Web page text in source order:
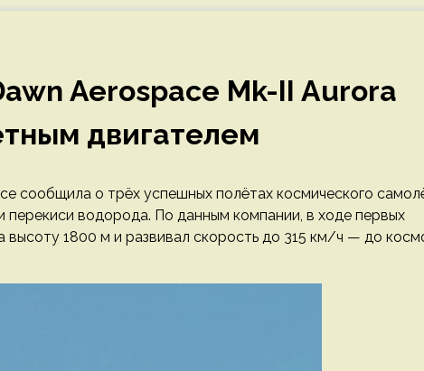
Aerospace Mk-II Aurora
двигателем
сообщила о трёх успешных полётах космического
перекиси водорода. По данным компании, в ходе первых
1800 м и развивал скорость до 315 км/ч — до